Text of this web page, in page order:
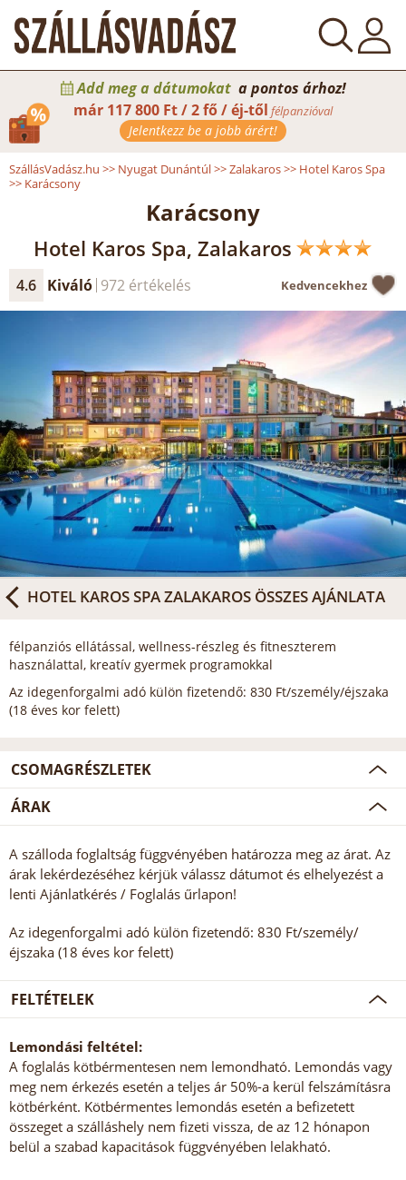
Add meg a dátumokat a pontos árhoz!
már 117 800 Ft / 2 fő / éj-től félpanzióval
Jelentkezz be a jobb árért!
SzállásVadász.hu >> Nyugat Dunántúl>>Zalakaros>> Hotel Karos Spa
>> Karácsony
Karácsony
Hotel Karos Spa, Zalakaros
4.6 Kiváló 972 értékelés Kedvencekhez
HOTEL KAROS SPA ZALAKAROS ÖSSZES AJÁNLATA
félpanziós ellátással, wellness-részleg és fitneszterem
használattal, kreatív gyermek programokkal
Az idegenforgalmi adó külön fizetendő: 830 Ft/személy/éjszaka
(18 éves kor felett)
CSOMAGRÉSZLETEK
ÁRAK
A szálloda foglaltság függvényében határozza meg az árat. Az
árak lekérdezéséhez kérjük válassz dátumot és elhelyezést a
lenti Ajánlatkérés / Foglalás űrlapon!
Az idegenforgalmi adó külön fizetendő: 830 Ft/személy/
éjszaka (18 éves kor felett)
FELTÉTELEK
Lemondási feltétel:
A foglalás kötbérmentesen nem lemondható. Lemondás vagy
meg nem érkezés esetén a teljes ár 50%-a kerül felszámításra
kötbérként. Kötbérmentes lemondás esetén a befizetett
összeget a szálláshely nem fizeti vissza, de az 12 hónapon
belül a szabad kapacitások függvényében lelakható.